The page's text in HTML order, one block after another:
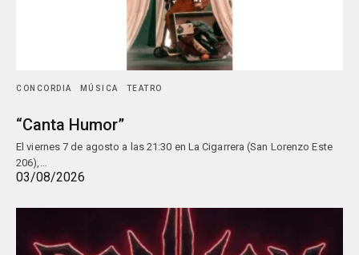
CONCORDIA MÚSICA TEATRO
“Canta Humor”
El viernes 7 de agosto a las 21:30 en La Cigarrera (San Lorenzo Este
206),…
03/08/2026